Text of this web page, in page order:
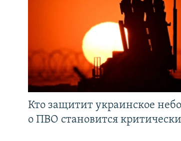
Кто защитит украинское
о ПВО становится